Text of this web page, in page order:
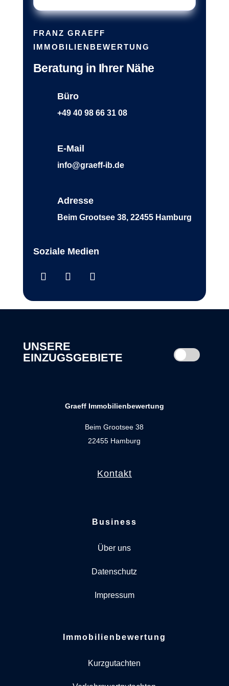
FRANZ GRAEFF
IMMOBILIENBEWERTUNG
Beratung in Ihrer Nähe
Büro
+49 40 98 66 31 08
E-Mail
info@graeff-ib.de
Adresse
Beim Grootsee 38, 22455 Hamburg
Soziale Medien
UNSERE
EINZUGSGEBIETE
Graeff Immobilienbewertung
Beim Grootsee 38
22455 Hamburg
Kontakt
Business
Über uns
Datenschutz
Impressum
Immobilienbewertung
Kurzgutachten